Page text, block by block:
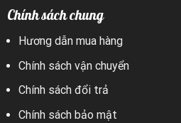
Chính sách chung
Hương dẫn mua hàng
Chính sách vận chuyển
Chính sách đổi trả
Chính sách bảo mật